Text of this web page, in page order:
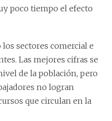
poco tiempo el efecto
sectores comercial e
Las mejores cifras se
de la población, pero
no logran
que circulan en la